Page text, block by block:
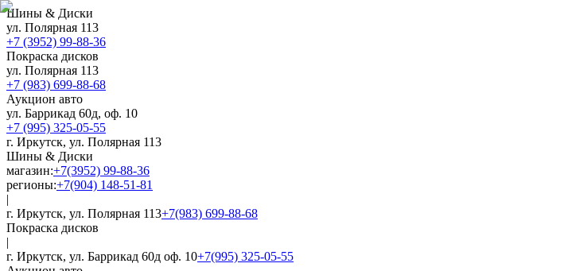
Шины & Диски
ул. Полярная 113
+7 (3952) 99-88-36
Покраска дисков
ул. Полярная 113
+7 (983) 699-88-68
Аукцион авто
ул. Баррикад 60д, оф. 10
+7 (995) 325-05-55
г. Иркутск, ул. Полярная 113
Шины & Диски
магазин:+7(3952) 99-88-36
регионы:+7(904) 148-51-81
|
г. Иркутск, ул. Полярная 113+7(983) 699-88-68
Покраска дисков
|
г. Иркутск, ул. Баррикад 60д оф. 10+7(995) 325-05-55